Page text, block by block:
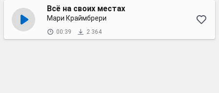
Всё на своих местах
Мари Краймбрери
00:39 2 364